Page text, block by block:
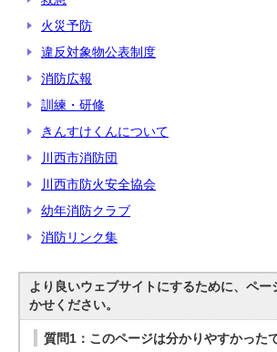
火災予防
違反対象物公表制度
消防広報
訓練・研修
きんすけくんについて
川西市消防団
川西市防火安全協会
幼年消防クラブ
消防リンク集
より良いウェブサイトにするために、ペー
かせください。
質問1：このページは分かりやすかった